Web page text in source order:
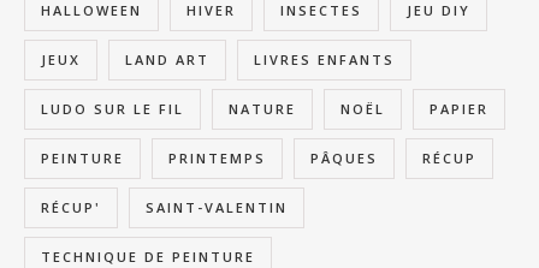
HALLOWEEN HIVER INSECTES JEU DIY
JEUX LAND ART LIVRES ENFANTS
LUDO SUR LE FIL NATURE NOËL PAPIER
PEINTURE PRINTEMPS PÂQUES RÉCUP
RÉCUP' SAINT-VALENTIN
TECHNIQUE DE PEINTURE